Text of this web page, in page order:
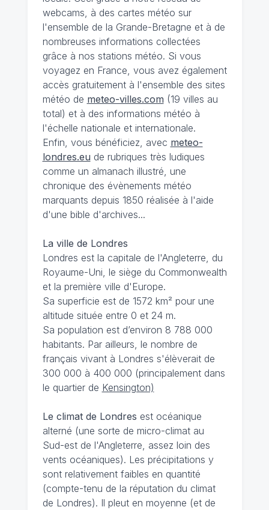
webcams, à des cartes météo sur
l'ensemble de la Grande-Bretagne et à de
nombreuses informations collectées
grâce à nos stations météo. Si vous
voyagez en France, vous avez également
accès gratuitement à l'ensemble des sites
météo de meteo-villes.com (19 villes au
total) et à des informations météo à
l'échelle nationale et internationale.
Enfin, vous bénéficiez, avec meteo-
londres.eu de rubriques très ludiques
comme un almanach illustré, une
chronique des évènements météo
marquants depuis 1850 réalisée à l'aide
d'une bible d'archives...
La ville de Londres
Londres est la capitale de l'Angleterre, du
Royaume-Uni, le siège du Commonwealth
et la première ville d'Europe.
Sa superficie est de 1572 km² pour une
altitude située entre 0 et 24 m.
Sa population est d’environ 8 788 000
habitants. Par ailleurs, le nombre de
français vivant à Londres s'élèverait de
300 000 à 400 000 (principalement dans
le quartier de Kensington)
Le climat de Londres est océanique
alterné (une sorte de micro-climat au
Sud-est de l'Angleterre, assez loin des
vents océaniques). Les précipitations y
sont relativement faibles en quantité
(compte-tenu de la réputation du climat
de Londres). Il pleut en moyenne (et de